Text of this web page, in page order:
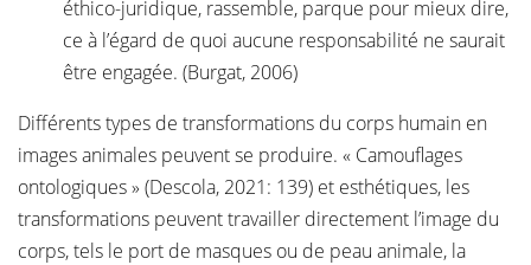
éthico-juridique, rassemble, parque pour mieux dire,
ce à l’égard de quoi aucune responsabilité ne saurait
être engagée. (Burgat, 2006)
Différents types de transformations du corps humain en
images animales peuvent se produire. « Camouflages
ontologiques » (Descola, 2021: 139) et esthétiques, les
transformations peuvent travailler directement l’image du
corps, tels le port de masques ou de peau animale, la